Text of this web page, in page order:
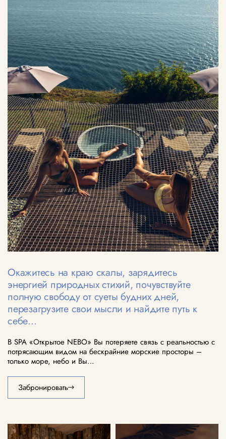
Окажитесь на краю скалы, зарядитесь
энергией природных стихий, почувствуйте
полную свободу от суеты будних дней,
перезагрузите свои мысли и найдите путь к
себе…
В SPA «Открытое NEBO» Вы потеряете связь с реальностью с
потрясающим видом на бескрайние морские просторы –
только море, небо и Вы…
Забронировать